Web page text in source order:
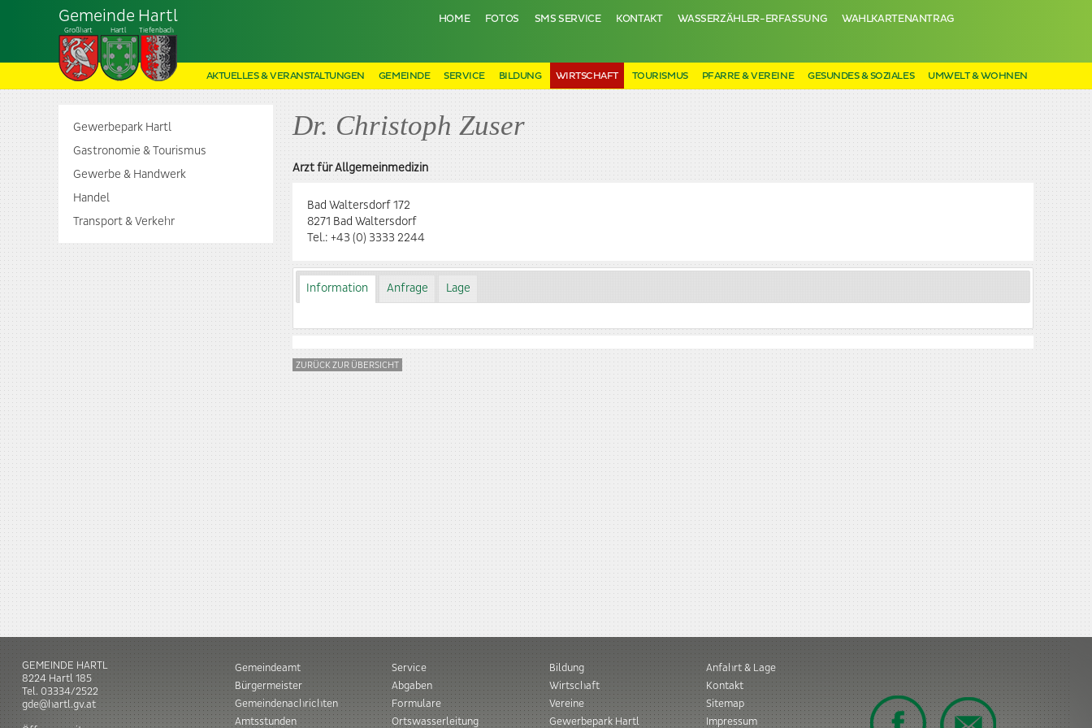
Gemeinde Hartl
Großhart Hartl Tiefenbach
HOME FOTOS SMS SERVICE KONTAKT WASSERZÄHLER-ERFASSUNG WAHLKARTENANTRAG
AKTUELLES & VERANSTALTUNGEN GEMEINDE SERVICE BILDUNG WIRTSCHAFT TOURISMUS PFARRE & VEREINE GESUNDES & SOZIALES UMWELT & WOHNEN
Gewerbepark Hartl
Gastronomie & Tourismus
Gewerbe & Handwerk
Handel
Transport & Verkehr
Dr. Christoph Zuser
Arzt für Allgemeinmedizin
Bad Waltersdorf 172
8271 Bad Waltersdorf
Tel.: +43 (0) 3333 2244
Information Anfrage Lage
ZURÜCK ZUR ÜBERSICHT
GEMEINDE HARTL
8224Hartl185
Tel. 03334/2522
gde@hartl.gv.at
Gemeindeamt
Bürgermeister
Gemeindenachrichten
Amtsstunden
Service
Abgaben
Formulare
Ortswasserleitung
Bildung
Wirtschaft
Vereine
Gewerbepark Hartl
Anfahrt & Lage
Kontakt
Sitemap
Impressum